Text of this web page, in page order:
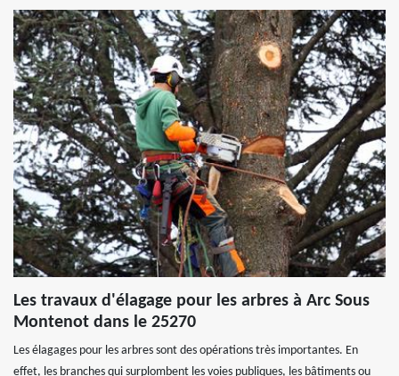
Les travaux d'élagage pour les arbres à Arc Sous
Montenot dans le 25270
Les élagages pour les arbres sont des opérations très importantes. En
effet, les branches qui surplombent les voies publiques, les bâtiments ou